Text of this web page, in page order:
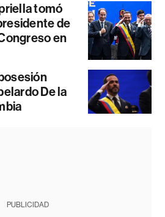
tomó
de
en
De la
PUBLICIDAD